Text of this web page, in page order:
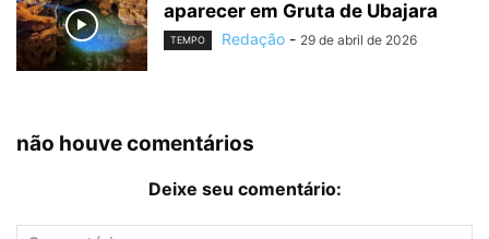
aparecer em Gruta de Ubajara
TEMPO Redação - 29 de abril de 2026
não houve comentários
Deixe seu comentário: